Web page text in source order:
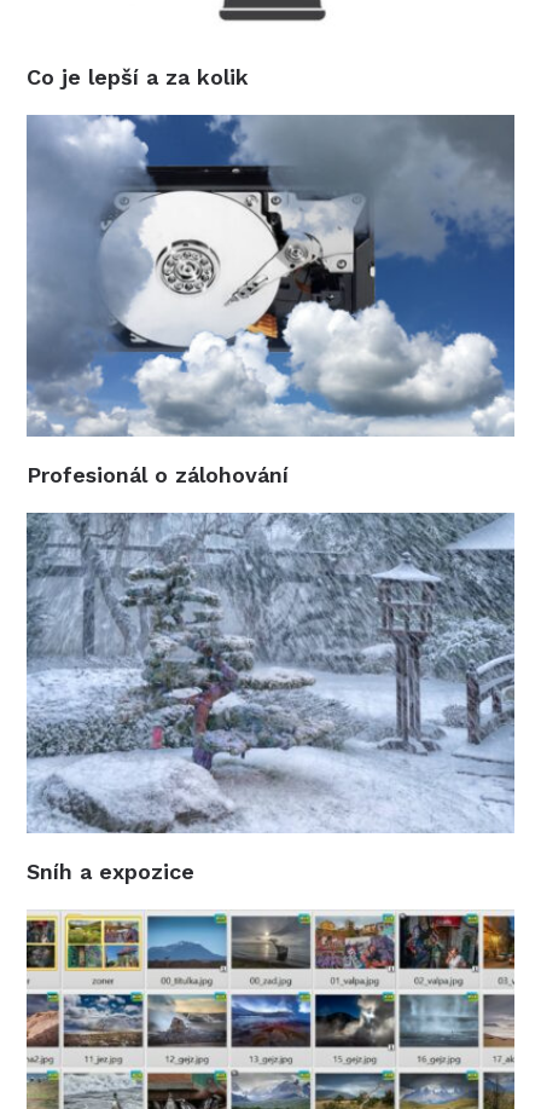
Co je lepší a za kolik
Profesionál o zálohování
Sníh a expozice